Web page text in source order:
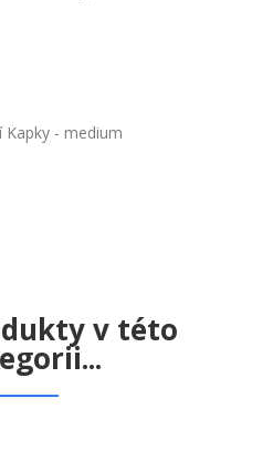
Kapky - medium
v této